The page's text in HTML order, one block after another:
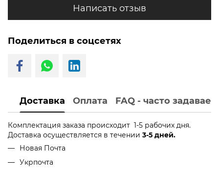
Написать отзыв
Поделиться в соцсетях
Доставка Оплата FAQ - часто
Комплектация заказа происходит 1-5 рабочих дня.
Доставка осуществляется в течении 3-5 дней.
Новая Почта
Укрпочта